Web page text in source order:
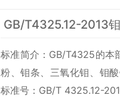
GB/T4325.12-2013
标准简介：GB/T4325的本
粉、钼条、三氧化钼、钼
标准号：GB/T 4325.12-